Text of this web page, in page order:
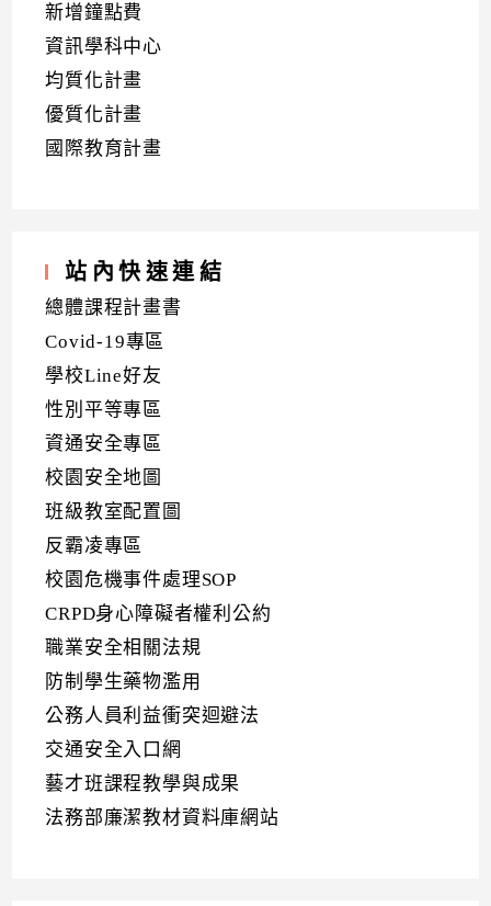
新增鐘點費
資訊學科中心
均質化計畫
優質化計畫
國際教育計畫
站內快速連結
總體課程計畫書
Covid-19專區
學校Line好友
性別平等專區
資通安全專區
校園安全地圖
班級教室配置圖
反霸凌專區
校園危機事件處理SOP
CRPD身心障礙者權利公約
職業安全相關法規
防制學生藥物濫用
公務人員利益衝突迴避法
交通安全入口網
藝才班課程教學與成果
法務部廉潔教材資料庫網站